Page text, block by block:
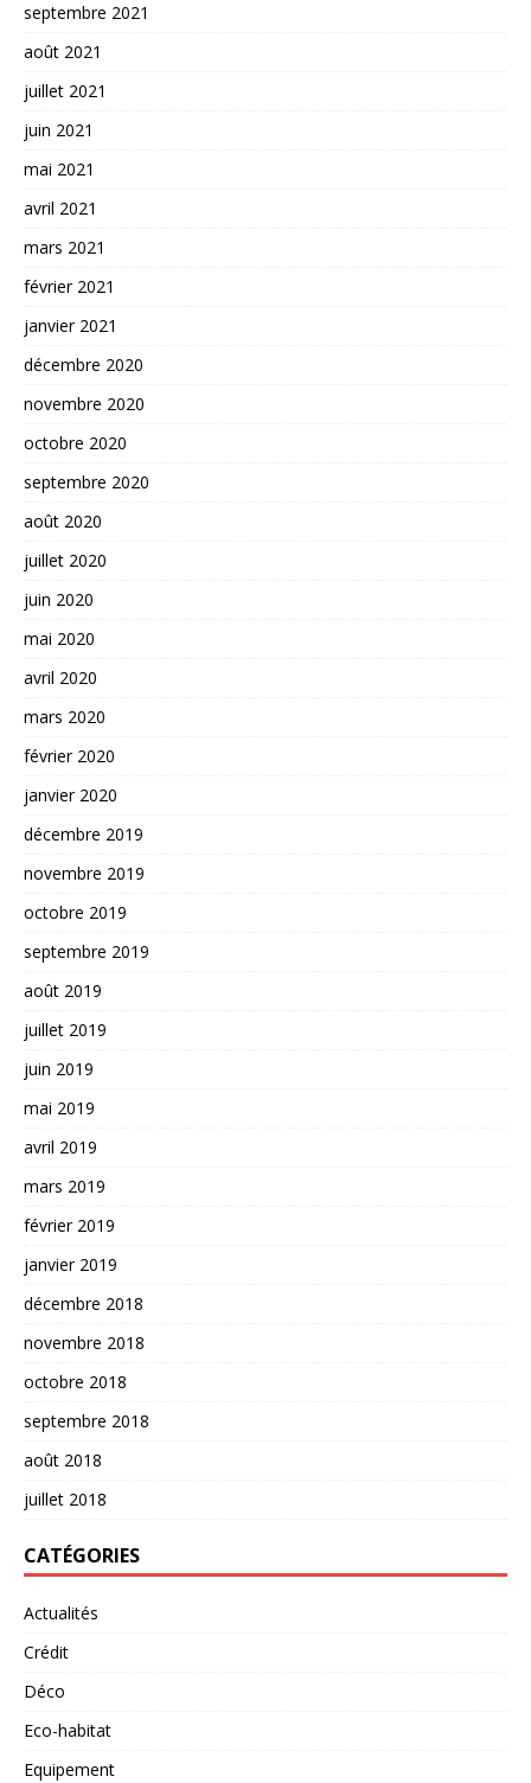
septembre 2021
août 2021
juillet 2021
juin 2021
mai 2021
avril 2021
mars 2021
février 2021
janvier 2021
décembre 2020
novembre 2020
octobre 2020
septembre 2020
août 2020
juillet 2020
juin 2020
mai 2020
avril 2020
mars 2020
février 2020
janvier 2020
décembre 2019
novembre 2019
octobre 2019
septembre 2019
août 2019
juillet 2019
juin 2019
mai 2019
avril 2019
mars 2019
février 2019
janvier 2019
décembre 2018
novembre 2018
octobre 2018
septembre 2018
août 2018
juillet 2018
CATÉGORIES
Actualités
Crédit
Déco
Eco-habitat
Equipement